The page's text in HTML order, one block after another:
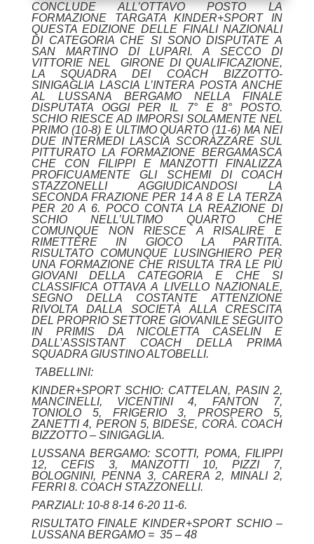
CONCLUDE ALL’OTTAVO POSTO LA
FORMAZIONE TARGATA KINDER+SPORT IN
QUESTA EDIZIONE DELLE FINALI NAZIONALI
DI CATEGORIA CHE SI SONO DISPUTATE A
SAN MARTINO DI LUPARI. A SECCO DI
VITTORIE NEL GIRONE DI QUALIFICAZIONE,
LA SQUADRA DEI COACH BIZZOTTO-
SINIGAGLIA LASCIA L’INTERA POSTA ANCHE
AL LUSSANA BERGAMO NELLA FINALE
DISPUTATA OGGI PER IL 7° E 8° POSTO.
SCHIO RIESCE AD IMPORSI SOLAMENTE NEL
PRIMO (10-8) E ULTIMO QUARTO (11-6) MA NEI
DUE INTERMEDI LASCIA SCORAZZARE SUL
PITTURATO LA FORMAZIONE BERGAMASCA
CHE CON FILIPPI E MANZOTTI FINALIZZA
PROFICUAMENTE GLI SCHEMI DI COACH
STAZZONELLI AGGIUDICANDOSI LA
SECONDA FRAZIONE PER 14 A 8 E LA TERZA
PER 20 A 6. POCO CONTA LA REAZIONE DI
SCHIO NELL’ULTIMO QUARTO CHE
COMUNQUE NON RIESCE A RISALIRE E
RIMETTERE IN GIOCO LA PARTITA.
RISULTATO COMUNQUE LUSINGHIERO PER
UNA FORMAZIONE CHE RISULTA TRA LE PIÙ
GIOVANI DELLA CATEGORIA E CHE SI
CLASSIFICA OTTAVA A LIVELLO NAZIONALE,
SEGNO DELLA COSTANTE ATTENZIONE
RIVOLTA DALLA SOCIETÀ ALLA CRESCITA
DEL PROPRIO SETTORE GIOVANILE SEGUITO
IN PRIMIS DA NICOLETTA CASELIN E
DALL’ASSISTANT COACH DELLA PRIMA
SQUADRA GIUSTINO ALTOBELLI.
TABELLINI:
KINDER+SPORT SCHIO: CATTELAN, PASIN 2,
MANCINELLI, VICENTINI 4, FANTON 7,
TONIOLO 5, FRIGERIO 3, PROSPERO 5,
ZANETTI 4, PERON 5, BIDESE, CORÀ. COACH
BIZZOTTO – SINIGAGLIA.
LUSSANA BERGAMO: SCOTTI, POMA, FILIPPI
12, CEFIS 3, MANZOTTI 10, PIZZI 7,
BOLOGNINI, PENNA 3, CARERA 2, MINALI 2,
FERRI 8. COACH STAZZONELLI.
PARZIALI: 10-8 8-14 6-20 11-6.
RISULTATO FINALE KINDER+SPORT SCHIO –
LUSSANA BERGAMO = 35 – 48